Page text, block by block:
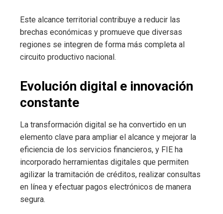
Este alcance territorial contribuye a reducir las
brechas económicas y promueve que diversas
regiones se integren de forma más completa al
circuito productivo nacional.
Evolución digital e innovación
constante
La transformación digital se ha convertido en un
elemento clave para ampliar el alcance y mejorar la
eficiencia de los servicios financieros, y FIE ha
incorporado herramientas digitales que permiten
agilizar la tramitación de créditos, realizar consultas
en línea y efectuar pagos electrónicos de manera
segura.